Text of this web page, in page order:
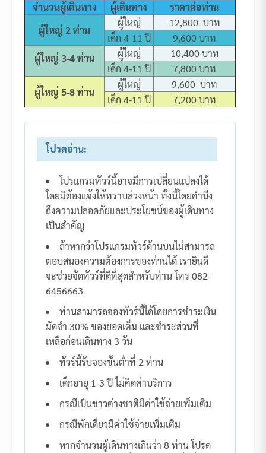
จำนวนผู้เดินทาง ผู้เดินทาง
ราคาต่อท่าน
ผู้ใหญ่ 2 ท่าน
ผู้ใหญ่
12,800 บาท
เด็ก 4-11 ปี
9,600 บาท
ผู้ใหญ่ 3-4 ท่าน
ผู้ใหญ่
10,400 บาท
เด็ก 4-11 ปี
7,800 บาท
ผู้ใหญ่ 5-8 ท่าน
ผู้ใหญ่
9,600 บาท
เด็ก 4-11 ปี
7,200 บาท
โปรดอ่าน:
โปรแกรมทัวร์นี้อาจมีการเปลี่ยนแปลงได้
โดยมิต้องแจ้งให้ทราบล่วงหน้า ทั้งนี้โดยคำนึง
ถึงความปลอดภัยและประโยชน์ของผู้เดินทาง
เป็นสำคัญ
ถ้าหากว่าโปรแกรมทัวร์ด้านบนไม่สามารถ
ตอบสนองความต้องการของท่านได้ เรายินดี
จะช่วยจัดทัวร์ที่ดีที่สุดสำหรับท่าน โทร 082-
6456663
ท่านสามารถจองทัวร์นี้ได้โดยการชำระเงิน
มัดจำ 30% ของยอดเต็ม และชำระส่วนที่
เหลือก่อนเดินทาง 3 วัน
ทัวร์นี้รับจองขั้นต่ำที่ 2 ท่าน
เด็กอายุ 1-3 ปี ไม่คิดค่าบริการ
กรณีเป็นชาวต่างชาติมีค่าใช้จ่ายเพิ่มเติม
กรณีพักเดี่ยวมีค่าใช้จ่ายเพิ่มเติม
หากจำนวนผู้เดินทางเกินว่า 8 ท่าน โปรด